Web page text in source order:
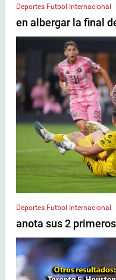
Deportes Futbol Internacional
en albergar la final
Deportes Futbol Internacional
anota sus 2